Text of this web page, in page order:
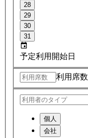
28
29
30
31
予定利用開始日
利用席数
個人
会社